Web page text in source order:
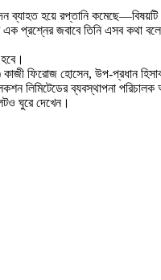
ব্যাহত হয়ে রপ্তানি
এক প্রশ্নের জবাবে তিনি এসব কথা
কাজী ফিরোজ হোসেন, উপ-প্রধান
লিমিটেডের ব্যবস্থাপনা পরিচালক
ঘুরে দেখেন।